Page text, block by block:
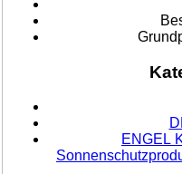
ENGEL